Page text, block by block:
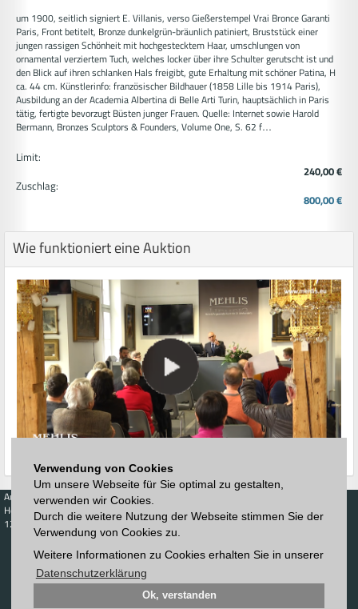
Verwendung von Cookies
Um unsere Webseite für Sie optimal zu gestalten,
verwenden wir Cookies.
Durch die weitere Nutzung der Webseite stimmen Sie der
Verwendung von Cookies zu.
Weitere Informationen zu Cookies erhalten Sie in unserer
Datenschutzerklärung
Ok, verstanden
um 1900, seitlich signiert E. Villanis, verso Gießerstempel Vrai Bronce Garanti
Paris, Front betitelt, Bronze dunkelgrün-bräunlich patiniert, Bruststück einer
jungen rassigen Schönheit mit hochgestecktem Haar, umschlungen von
ornamental verziertem Tuch, welches locker über ihre Schulter gerutscht ist und
den Blick auf ihren schlanken Hals freigibt, gute Erhaltung mit schöner Patina, H
ca. 44 cm. Künstlerinfo: französischer Bildhauer (1858 Lille bis 1914 Paris),
Ausbildung an der Academia Albertina di Belle Arti Turin, hauptsächlich in Paris
tätig, fertigte bevorzugt Büsten junger Frauen. Quelle: Internet sowie Harold
Bermann, Bronzes Sculptors & Founders, Volume One, S. 62 f…
Limit:
240,00 €
Zuschlag:
800,00 €
Wie funktioniert eine Auktion
Auktionen
Höchstzuschläge
123. Auktion
Zeitplan
Katalog
Kaufen
Kalender
Höchstzuschläge
Registrieren
Downloads
Kontakt